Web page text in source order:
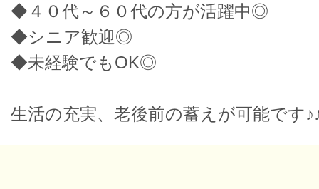
◆４０代～６０代の方が活躍中◎
◆シニア歓迎◎
◆未経験でもOK◎
生活の充実、老後前の蓄えが可能です